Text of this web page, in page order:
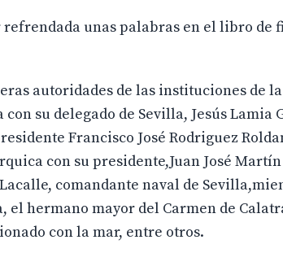
unas palabras en el libro de
autoridades de las instituciones de
su delegado de Sevilla, Jesús Lamia
Francisco José Rodriguez
con su presidente,Juan José
comandante naval de
hermano mayor del Carmen de
con la mar, entre otros.